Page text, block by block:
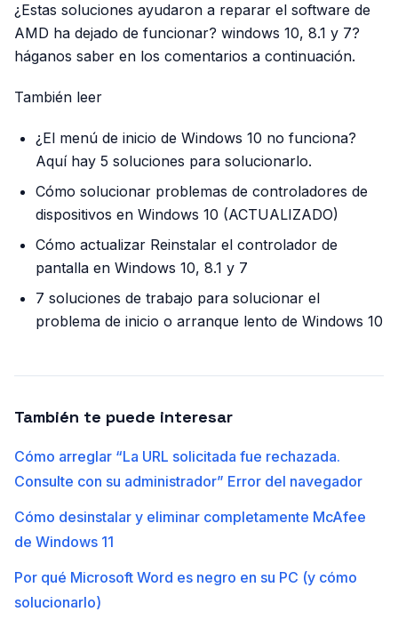
¿Estas soluciones ayudaron a reparar el software de
AMD ha dejado de funcionar? windows 10, 8.1 y 7?
háganos saber en los comentarios a continuación.
También leer
¿El menú de inicio de Windows 10 no funciona?
Aquí hay 5 soluciones para solucionarlo.
Cómo solucionar problemas de controladores de
dispositivos en Windows 10 (ACTUALIZADO)
Cómo actualizar Reinstalar el controlador de
pantalla en Windows 10, 8.1 y 7
7 soluciones de trabajo para solucionar el
problema de inicio o arranque lento de Windows 10
También te puede interesar
Cómo arreglar “La URL solicitada fue rechazada.
Consulte con su administrador” Error del navegador
Cómo desinstalar y eliminar completamente McAfee
de Windows 11
Por qué Microsoft Word es negro en su PC (y cómo
solucionarlo)